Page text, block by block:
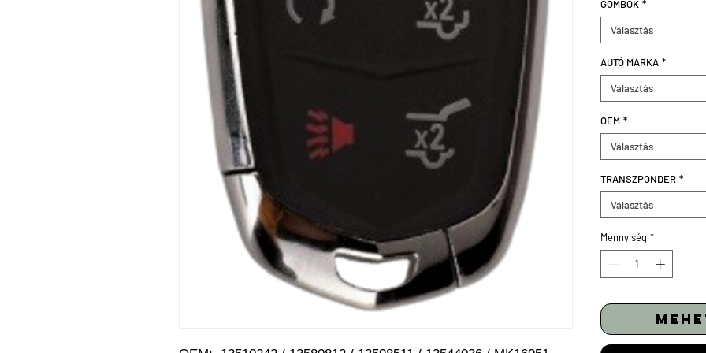
GOMBOK *
Választás
AUTÓ MÁRKA *
Választás
OEM *
Választás
TRANSZPONDER *
Választás
Mennyiség *